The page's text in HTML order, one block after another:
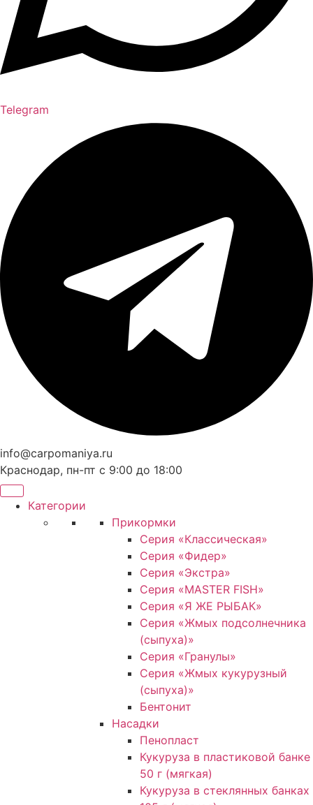
Telegram
info@carpomaniya.ru
Краснодар, пн-пт с 9:00 до 18:00
Категории
Прикормки
Серия «Классическая»
Серия «Фидер»
Серия «Экстра»
Серия «MASTER FISH»
Серия «Я ЖЕ РЫБАК»
Серия «Жмых подсолнечника
(сыпуха)»
Cерия «Гранулы»
Серия «Жмых кукурузный
(сыпуха)»
Бентонит
Насадки
Пенопласт
Кукуруза в пластиковой банке
50 г (мягкая)
Кукуруза в стеклянных банках